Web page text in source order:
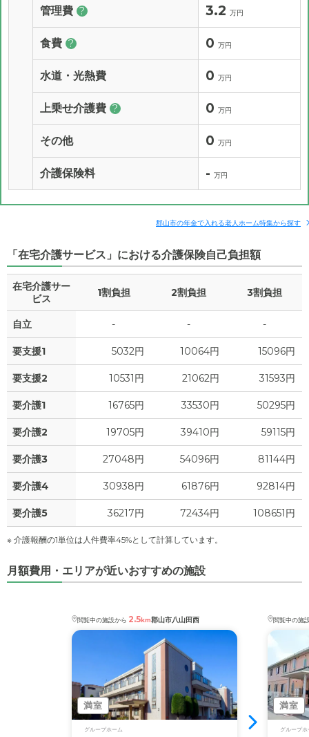
管理費 ? 3.2 万円
食費 ? 0 万円
水道・光熱費 0 万円
上乗せ介護費 ? 0 万円
その他 0 万円
介護保険料 - 万円
郡山市の年金で入れる老人ホーム特集から探す
「在宅介護サービス」における介護保険自己負担額
在宅介護サー
ビス
1割負担 2割負担 3割負担
自立 - - -
要支援1 5032円 10064円 15096円
要支援2 10531円 21062円 31593円
要介護1 16765円 33530円 50295円
要介護2 19705円 39410円 59115円
要介護3 27048円 54096円 81144円
要介護4 30938円 61876円 92814円
要介護5 36217円 72434円 108651円
※ 介護報酬の1単位は人件費率45%として計算しています。
月額費用・エリアが近いおすすめの施設
閲覧中の施設から 2.5km郡山市八山田西
満室
グループホーム
閲覧中の施
満室
グループホ